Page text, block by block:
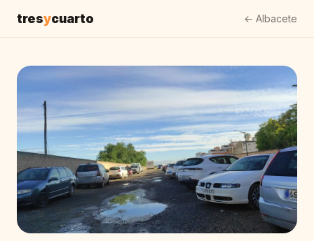
tresycuarto ← Albacete